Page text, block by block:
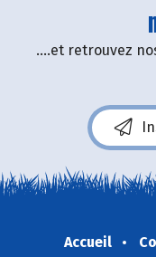
....et retrouvez
Accueil